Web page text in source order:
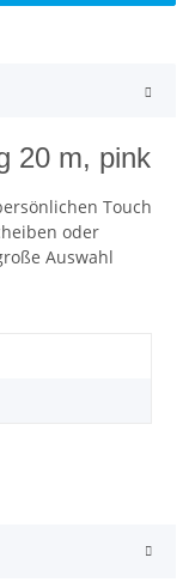
20 m, pink
Touch
oder
Auswahl